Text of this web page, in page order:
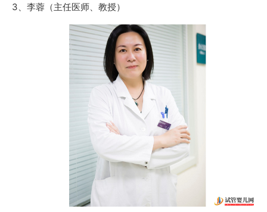
3、李蓉（主任医师、教授）